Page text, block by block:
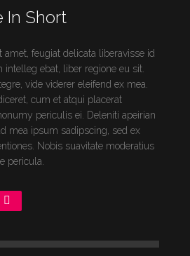
In Short
feugiat delicata liberavisse id
ebat, liber regione eu sit.
vide viderer eleifend ex mea.
cum et atqui placerat
periculis ei. Deleniti apeirian
mea ipsum sadipscing, sed ex
Nobis suavitate moderatius
pericula.